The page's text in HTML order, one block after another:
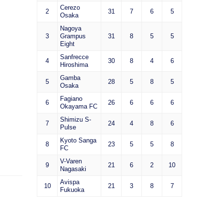
2
Cerezo
Osaka
31 7 6 5
3
Nagoya
Grampus
Eight
31 8 5 5
4
Sanfrecce
Hiroshima
30 8 4 6
5
Gamba
Osaka
28 5 8 5
6
Fagiano
Okayama FC
26 6 6 6
7
Shimizu S-
Pulse
24 4 8 6
8
Kyoto Sanga
FC
23 5 5 8
9
V-Varen
Nagasaki
21 6 2 10
10
Avispa
Fukuoka
21 3 8 7